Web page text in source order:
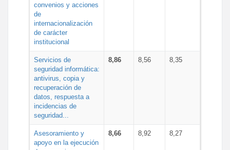
convenios y acciones
de
internacionalización
de carácter
institucional
Servicios de
seguridad informática:
antivirus, copia y
recuperación de
datos, respuesta a
incidencias de
seguridad...
8,86 8,56 8,35
Asesoramiento y
apoyo en la ejecución
8,66 8,92 8,27